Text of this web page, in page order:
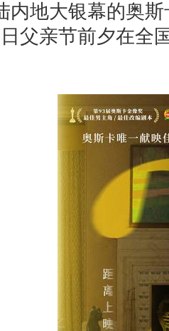
内地大银幕的奥
父亲节前夕在全